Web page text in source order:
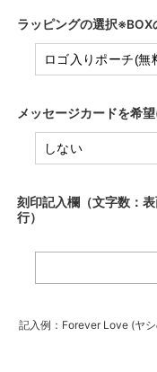
ラッピングの選択※BOX
メッセージカードを希
刻印記入欄（文字数：
行）
記入例：Forever Love (ヤ